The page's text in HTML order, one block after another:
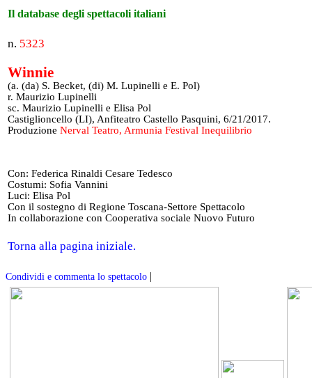
Il database degli spettacoli italiani
n. 5323
Winnie
(a. (da) S. Becket, (di) M. Lupinelli e E. Pol)
r. Maurizio Lupinelli
sc. Maurizio Lupinelli e Elisa Pol
Castiglioncello (LI), Anfiteatro Castello Pasquini, 6/21/2017.
Produzione Nerval Teatro, Armunia Festival Inequilibrio
Con: Federica Rinaldi Cesare Tedesco
Costumi: Sofia Vannini
Luci: Elisa Pol
Con il sostegno di Regione Toscana-Settore Spettacolo
In collaborazione con Cooperativa sociale Nuovo Futuro
Torna alla pagina iniziale.
Condividi e commenta lo spettacolo |